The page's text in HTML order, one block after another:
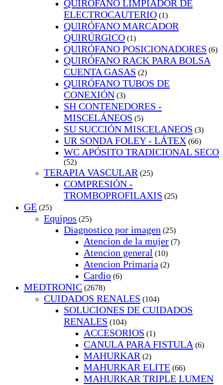
QUIRÓFANO LIMPIADOR DE
ELECTROCAUTERIO (1)
QUIRÓFANO MARCADOR
QUIRÚRGICO (1)
QUIRÓFANO POSICIONADORES (6)
QUIRÓFANO RACK PARA BOLSA
CUENTA GASAS (2)
QUIRÓFANO TUBOS DE
CONEXIÓN (3)
SH CONTENEDORES -
MISCELÁNEOS (5)
SU SUCCIÓN MISCELANEOS (3)
UR SONDA FOLEY - LÁTEX (66)
WC APÓSITO TRADICIONAL SECO
(52)
TERAPIA VASCULAR (25)
COMPRESIÓN -
TROMBOPROFILAXIS (25)
GE (25)
Equipos (25)
Diagnostico por imagen (25)
Atencion de la mujer (7)
Atencion general (10)
Atencion Primaria (2)
Cardio (6)
MEDTRONIC (2678)
CUIDADOS RENALES (104)
SOLUCIONES DE CUIDADOS
RENALES (104)
ACCESORIOS (1)
CANULA PARA FISTULA (6)
MAHURKAR (2)
MAHURKAR ELITE (66)
MAHURKAR TRIPLE LUMEN